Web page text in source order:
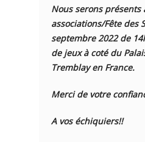
Nous serons présents
associations/Fête des
septembre 2022 de
de jeux à coté du
Tremblay en France.
Merci de votre
A vos échiquiers!!